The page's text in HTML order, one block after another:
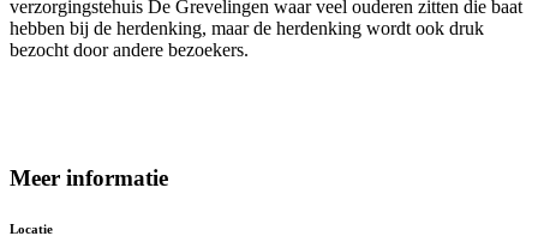
verzorgingstehuis De Grevelingen waar veel ouderen zitten die baat
hebben bij de herdenking, maar de herdenking wordt ook druk
bezocht door andere bezoekers.
Meer informatie
Locatie